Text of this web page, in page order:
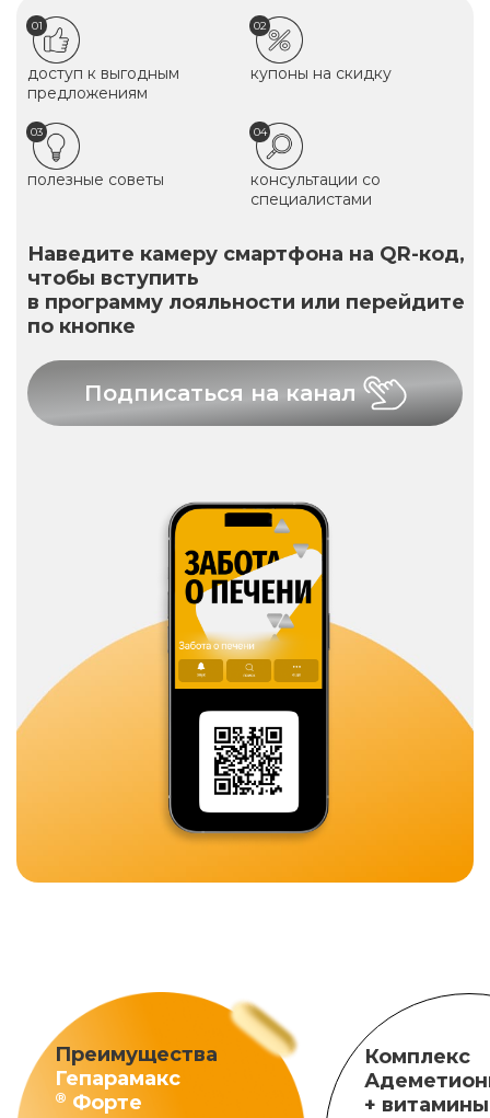
01
доступ к выгодным
предложениям
02
купоны на скидку
03
полезные советы
04
консультации со
специалистами
Наведите камеру смартфона на QR-код,
чтобы вступить
в программу лояльности или перейдите
по кнопке
Подписаться на канал
Преимущества
Гепарамакс
® Форте
Комплекс
+